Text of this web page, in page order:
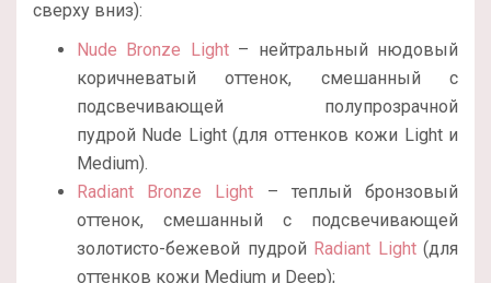
сверху вниз):
Nude Bronze Light– нейтральный нюдовый
коричневатый оттенок, смешанный с
подсвечивающей полупрозрачной
пудрой Nude Light (для оттенков кожи Light и
Medium).
Radiant Bronze Light – теплый бронзовый
оттенок, смешанный с подсвечивающей
золотисто-бежевой пудрой Radiant Light(для
оттенков кожи Medium и Deep);